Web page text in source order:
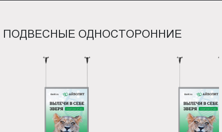
ПОДВЕСНЫЕ ОДНОСТОРОННИЕ